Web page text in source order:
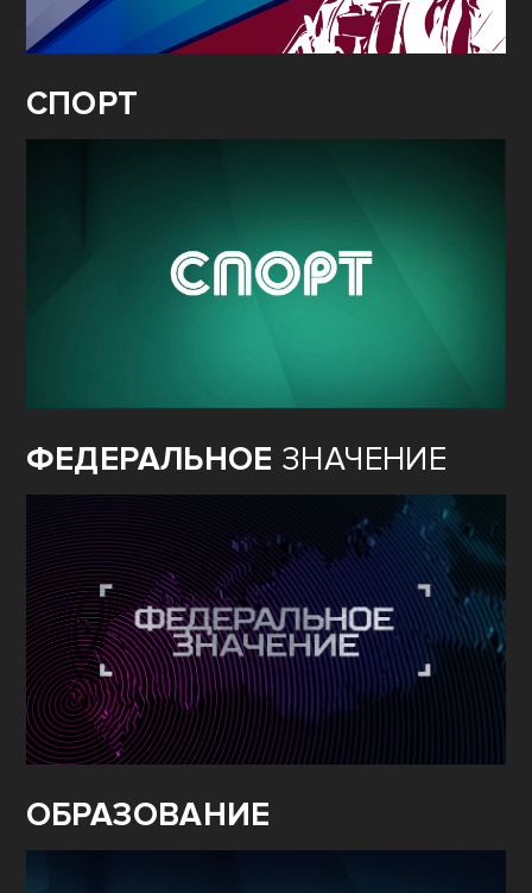
СПОРТ
ФЕДЕРАЛЬНОЕ ЗНАЧЕНИЕ
ОБРАЗОВАНИЕ